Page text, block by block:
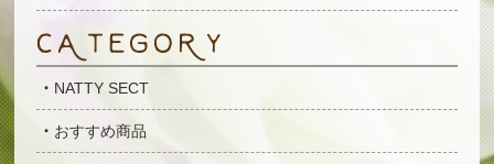
NATTY SECT
おすすめ商品